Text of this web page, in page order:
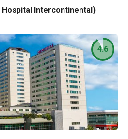
Hospital Intercontinental)
4.6